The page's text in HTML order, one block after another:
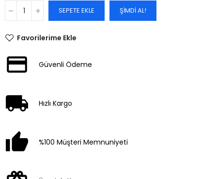
SEPETE EKLE ŞIMDI AL!
Favorilerime Ekle
Güvenli Ödeme
Hızlı Kargo
%100 Müşteri Memnuniyeti